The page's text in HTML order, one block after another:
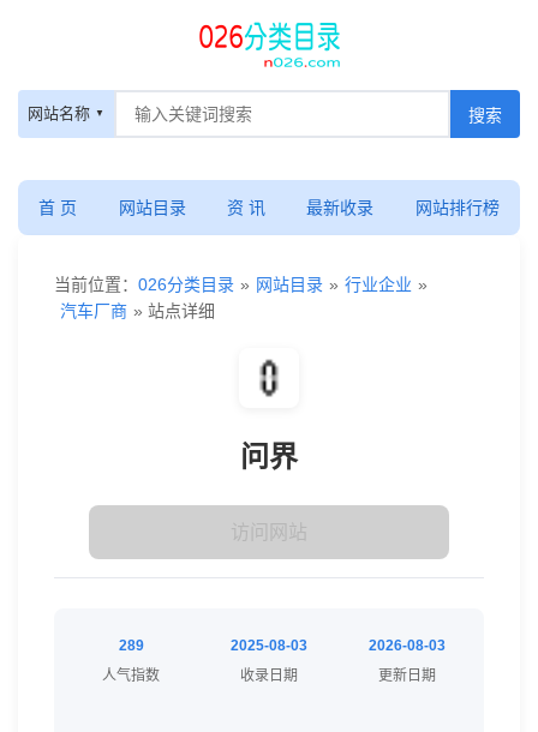
网站名称
首 页 网站目录 资 讯 最新收录 网站排行榜
当前位置： 026分类目录 » 网站目录 » 行业企业 »
汽车厂商 » 站点详细
问界
访问网站
289
人气指数
2025-08-03
收录日期
2026-08-03
更新日期